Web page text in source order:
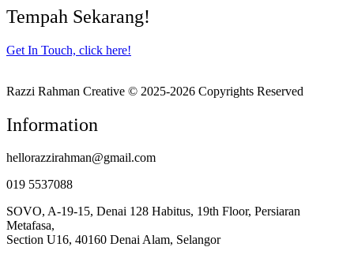
Tempah Sekarang!
Get In Touch, click here!
Razzi Rahman Creative © 2025-2026 Copyrights Reserved
Information
hellorazzirahman@gmail.com
019 5537088
SOVO, A-19-15, Denai 128 Habitus, 19th Floor, Persiaran
Metafasa,
Section U16, 40160 Denai Alam, Selangor